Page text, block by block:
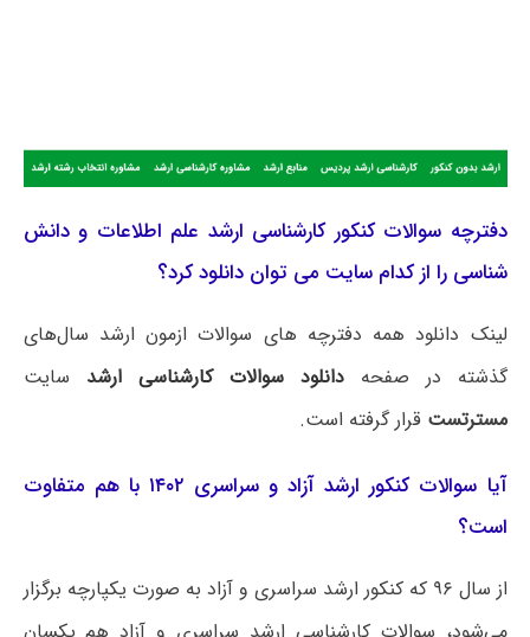
دفترچه سوالات کنکور کارشناسی ارشد علم اطلاعات و دانش
شناسی را از کدام سایت می توان دانلود کرد؟
لینک دانلود همه دفترچه های سوالات ازمون ارشد سال‌های
گذشته در صفحه
دانلود سوالات کارشناسی ارشد
سایت
مسترتست قرار گرفته است.
آیا سوالات کنکور ارشد آزاد و سراسری ۱۴۰۲ با هم متفاوت
است؟
از سال ۹۶ که کنکور ارشد سراسری و آزاد به صورت یکپارچه برگزار